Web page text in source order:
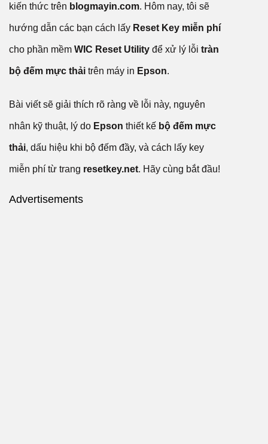
kiến thức trên blogmayin.com. Hôm nay, tôi sẽ
hướng dẫn các bạn cách lấy Reset Key miễn phí
cho phần mềm WIC Reset Utility để xử lý lỗi tràn
bộ đếm mực thải trên máy in Epson.
Bài viết sẽ giải thích rõ ràng về lỗi này, nguyên
nhân kỹ thuật, lý do Epson thiết kế bộ đếm mực
thải, dấu hiệu khi bộ đếm đầy, và cách lấy key
miễn phí từ trang resetkey.net. Hãy cùng bắt đầu!
Advertisements